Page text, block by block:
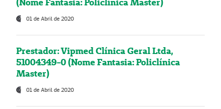
01 de Abril de 2020
Prestador: Vipmed Clínica Geral Ltda,
51004349-0 (Nome Fantasia: Policlínica
Master)
01 de Abril de 2020